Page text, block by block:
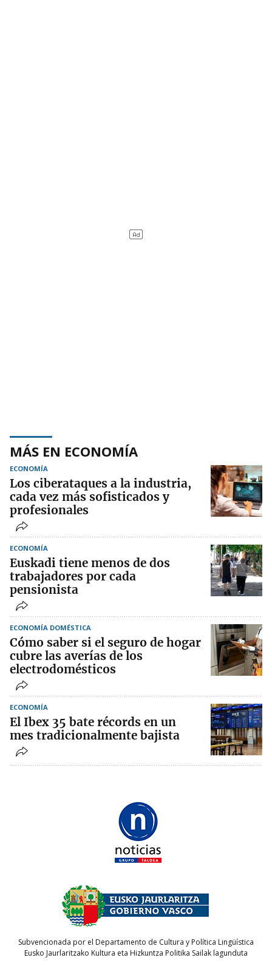
MÁS EN ECONOMÍA
ECONOMÍA
Los ciberataques a la industria,
cada vez más sofisticados y
profesionales
ECONOMÍA
Euskadi tiene menos de dos
trabajadores por cada
pensionista
ECONOMÍA DOMÉSTICA
Cómo saber si el seguro de hogar
cubre las averías de los
electrodomésticos
ECONOMÍA
El Ibex 35 bate récords en un
mes tradicionalmente bajista
Subvencionada por el Departamento de Cultura y Política Lingüística
Eusko Jaurlaritzako Kultura eta Hizkuntza Politika Sailak lagunduta